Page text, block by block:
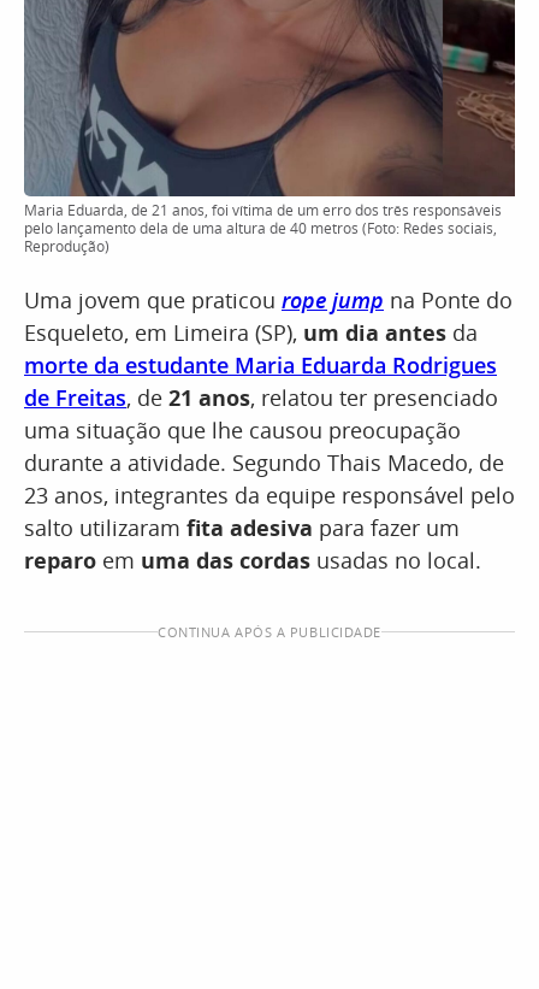
Maria Eduarda, de 21 anos, foi vítima de um erro dos três responsáveis
pelo lançamento dela de uma altura de 40 metros (Foto: Redes sociais,
Reprodução)
Uma jovem que praticou rope jump na Ponte do
Esqueleto, em Limeira (SP), um dia antes da
morte da estudante Maria Eduarda Rodrigues
de Freitas, de 21 anos, relatou ter presenciado
uma situação que lhe causou preocupação
durante a atividade. Segundo Thais Macedo, de
23 anos, integrantes da equipe responsável pelo
salto utilizaram fita adesiva para fazer um
reparo em uma das cordas usadas no local.
CONTINUA APÓS A PUBLICIDADE